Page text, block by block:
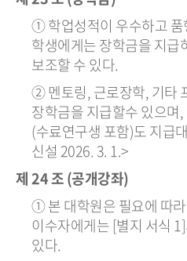
① 학업성적이 우수하고 품
학생에게는 장학금을 지급
보조할 수 있다.
② 멘토링, 근로장학, 기타
장학금을 지급할수 있으며
(수료연구생 포함)도 지급
신설 2026. 3. 1.>
제 24 조 (공개강좌)
① 본 대학원은 필요에 따
이수자에게는 [별지 서식
있다.